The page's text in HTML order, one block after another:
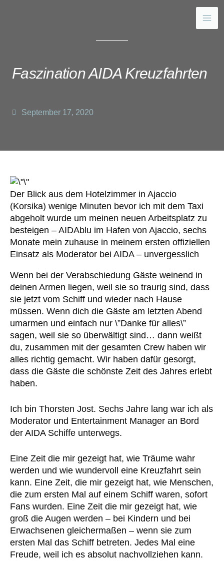
Faszination AIDA Kreuzfahrten
September 17, 2020
Der Blick aus dem Hotelzimmer in Ajaccio
(Korsika) wenige Minuten bevor ich mit dem Taxi
abgeholt wurde um meinen neuen Arbeitsplatz zu
besteigen – AIDAblu im Hafen von Ajaccio, sechs
Monate mein zuhause in meinem ersten offiziellen
Einsatz als Moderator bei AIDA – unvergesslich
Wenn bei der Verabschiedung Gäste weinend in
deinen Armen liegen, weil sie so traurig sind, dass
sie jetzt vom Schiff und wieder nach Hause
müssen. Wenn dich die Gäste am letzten Abend
umarmen und einfach nur \”Danke für alles\”
sagen, weil sie so überwältigt sind… dann weißt
du, zusammen mit der gesamten Crew haben wir
alles richtig gemacht. Wir haben dafür gesorgt,
dass die Gäste die schönste Zeit des Jahres erlebt
haben.
Ich bin Thorsten Jost. Sechs Jahre lang war ich als
Moderator und Entertainment Manager an Bord
der AIDA Schiffe unterwegs.
Eine Zeit die mir gezeigt hat, wie Träume wahr
werden und wie wundervoll eine Kreuzfahrt sein
kann. Eine Zeit, die mir gezeigt hat, wie Menschen,
die zum ersten Mal auf einem Schiff waren, sofort
Fans wurden. Eine Zeit die mir gezeigt hat, wie
groß die Augen werden – bei Kindern und bei
Erwachsenen gleichermaßen – wenn sie zum
ersten Mal das Schiff betreten. Jedes Mal eine
Freude, weil ich es absolut nachvollziehen kann.